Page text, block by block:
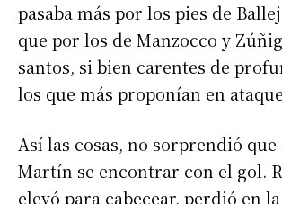
pasaba más por los pies de
que por los de Manzocco y
santos, si bien carentes de
los que más proponían en
Así las cosas, no sorprendió que
Martín se encontrar con el gol.
elevó para cabecear, perdió en